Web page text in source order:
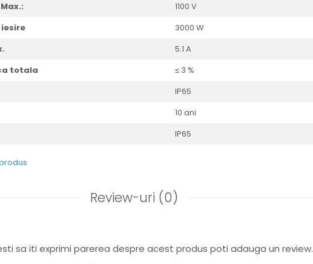
1100 V
3000 W
5.1 A
totala
≤ 3 %
IP65
10 ani
IP65
Review-uri (0)
sa iti exprimi parerea despre acest produs poti adauga un review.